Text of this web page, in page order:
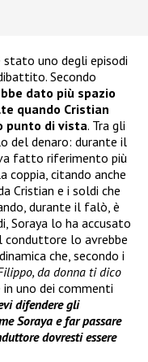
stato uno degli episodi
Secondo
dato più spazio
quando Cristian
punto di vista. Tra gli
del denaro: durante il
fatto riferimento più
coppia, citando anche
Cristian e i soldi che
durante il falò, è
Soraya lo ha accusato
conduttore lo avrebbe
che, secondo i
da donna ti dico
in uno dei commenti
difendere gli
Soraya e far passare
dovresti essere